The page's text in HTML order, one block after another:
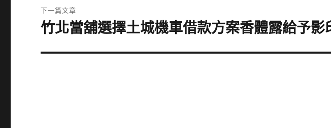
文
章:
下一篇文章
下
篇
竹北當舖選擇土城機車借款方案香體露給予影